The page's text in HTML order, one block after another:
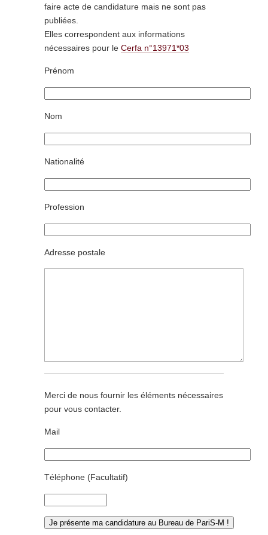
faire acte de candidature mais ne sont pas
publiées.
Elles correspondent aux informations
nécessaires pour le Cerfa n°13971*03
Prénom
Nom
Nationalité
Profession
Adresse postale
Merci de nous fournir les éléments nécessaires
pour vous contacter.
Mail
Téléphone (Facultatif)